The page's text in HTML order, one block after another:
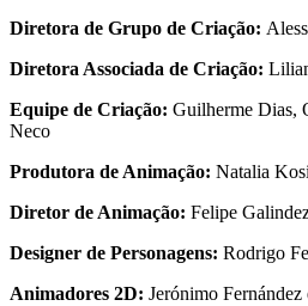
Diretora de Grupo de Criação:
Diretora Associada de Criação:
Equipe de Criação: Guilherme Dias,
Neco
Produtora de Animação: Natalia
Diretor de Animação: Felipe
Designer de Personagens: Rodrigo
Animadores 2D: Jerónimo